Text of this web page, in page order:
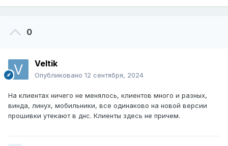
0
Veltik
Опубликовано 12 сентября, 2024
На клиентах ничего не менялось, клиентов много и разных,
винда, линух, мобильники, все одинаково на новой версии
прошивки утекают в днс. Клиенты здесь не причем.